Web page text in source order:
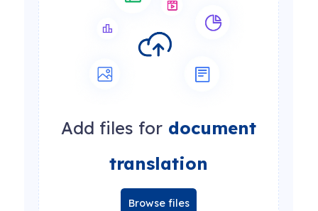
Add files for document
translation
Browse files